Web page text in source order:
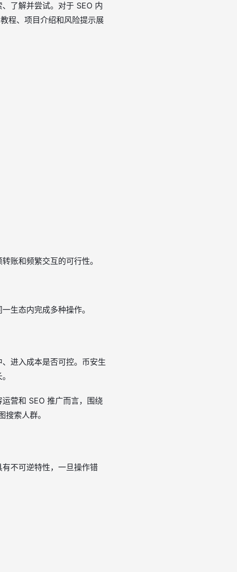
了解并尝试。对于 SEO 内
程、项目介绍和风险提示展
账和频繁交互的可行性。
生态内完成多种操作。
进入成本是否可控。币安生
营和 SEO 推广而言，围绕
搜索人群。
不可逆特性，一旦操作错